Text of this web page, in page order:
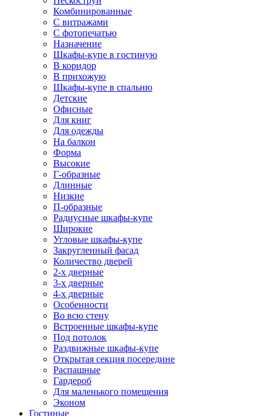
Комбинированные
С витражами
С фотопечатью
Назначение
Шкафы-купе в гостиную
В коридор
В прихожую
Шкафы-купе в спальню
Детские
Офисные
Для книг
Для одежды
На балкон
Форма
Высокие
Г-образные
Длинные
Низкие
П-образные
Радиусные шкафы-купе
Широкие
Угловые шкафы-купе
Закругленный фасад
Количество дверей
2-х дверные
3-х дверные
4-х дверные
Особенности
Во всю стену
Встроенные шкафы-купе
Под потолок
Раздвижные шкафы-купе
Открытая секция посередине
Распашные
Гардероб
Для маленького помещения
Эконом
Гостиные